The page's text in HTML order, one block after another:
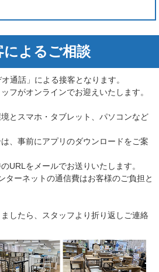
よるご相談
通話」による接客となります。
フがオンラインでお迎えいたします。
とスマホ・タブレット、パソコンなど
、事前にアプリのダウンロードをご案
URLをメールでお送りいたします。
ターネットの通信費はお客様のご負担と
したら、スタッフより折り返しご連絡